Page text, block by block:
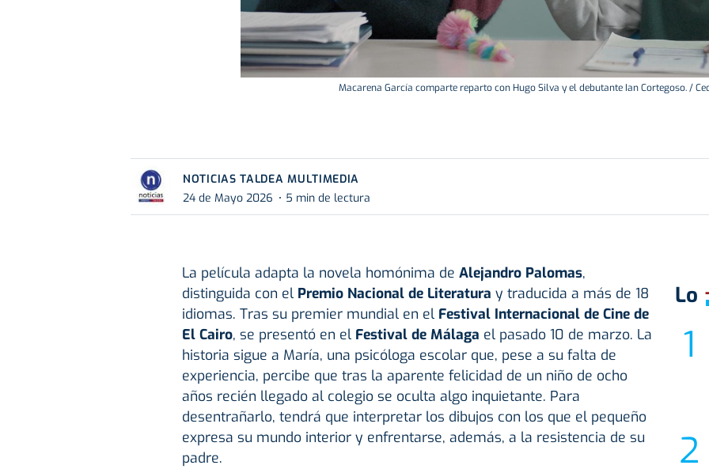
Macarena García comparte reparto con Hugo Silva y el debutante Ian Cortegoso. /
NOTICIAS TALDEA MULTIMEDIA
24 de Mayo 2026
5 min de lectura
La película adapta la novela homónima de Alejandro Palomas,
distinguida con el Premio Nacional de Literatura y traducida a más de 18
idiomas. Tras su premier mundial en el Festival Internacional de Cine de
El Cairo, se presentó en el Festival de Málaga el pasado 10 de marzo. La
historia sigue a María, una psicóloga escolar que, pese a su falta de
experiencia, percibe que tras la aparente felicidad de un niño de ocho
años recién llegado al colegio se oculta algo inquietante. Para
desentrañarlo, tendrá que interpretar los dibujos con los que el pequeño
expresa su mundo interior y enfrentarse, además, a la resistencia de su
padre.
Lo